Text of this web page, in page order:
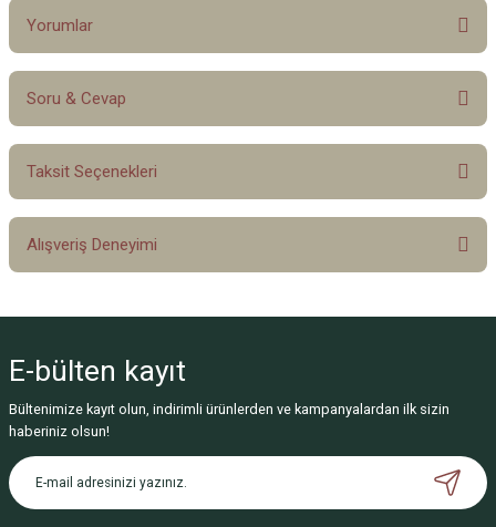
Yorumlar
Bu ürüne ilk yorumu siz yapın!
Soru & Cevap
Ürün hakkında henüz soru sorulmamış.
Taksit Seçenekleri
Alışveriş Deneyimi
Deneyimini Paylaş
E-bülten kayıt
Bültenimize kayıt olun, indirimli ürünlerden ve kampanyalardan ilk sizin
haberiniz olsun!